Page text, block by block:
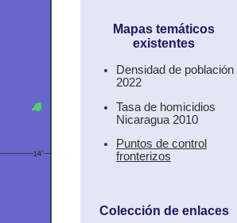
Mapas temáticos
existentes
Densidad de población
2022
Tasa de homicidios
Nicaragua 2010
Puntos de control
fronterizos
Colección de enlaces